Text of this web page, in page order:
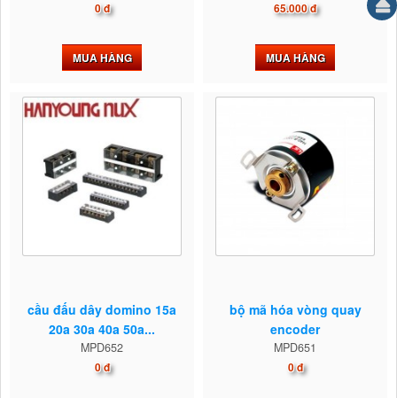
0 đ
MUA HÀNG
65.000 đ
MUA HÀNG
cầu đấu dây domino 15a
20a 30a 40a 50a...
MPD652
0 đ
bộ mã hóa vòng quay
encoder
MPD651
0 đ